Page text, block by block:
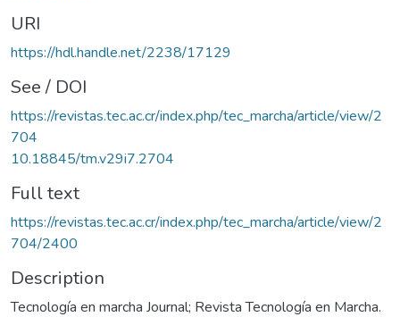
URI
https://hdl.handle.net/2238/17129
See / DOI
https://revistas.tec.ac.cr/index.php/tec_marcha/article/view/2
704
10.18845/tm.v29i7.2704
Full text
https://revistas.tec.ac.cr/index.php/tec_marcha/article/view/2
704/2400
Description
Tecnología en marcha Journal; Revista Tecnología en Marcha.